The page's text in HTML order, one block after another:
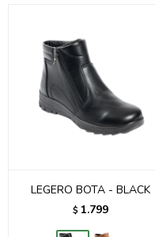
LEGERO BOTA - BLACK
$ 1.799